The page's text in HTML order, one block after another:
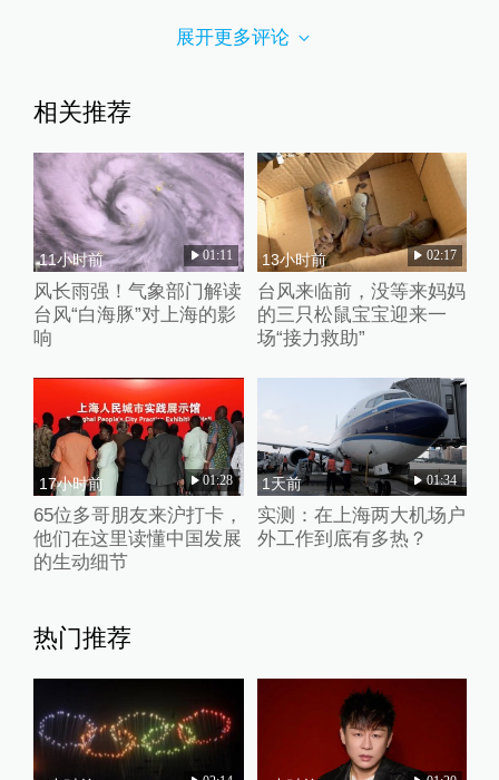
展开更多评论
相关推荐
11小时前 01:11
风长雨强！气象部门解读
台风“白海豚”对上海的影
响
13小时前 02:17
台风来临前，没等来妈妈
的三只松鼠宝宝迎来一
场“接力救助”
17小时前 01:28
65位多哥朋友来沪打卡，
他们在这里读懂中国发展
的生动细节
1天前 01:34
实测：在上海两大机场户
外工作到底有多热？
热门推荐